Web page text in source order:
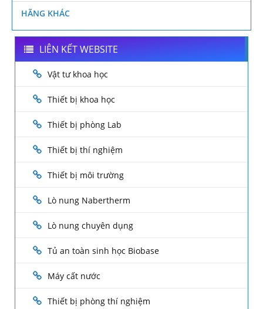
HÃNG KHÁC
LIÊN KẾT WEBSITE
Vật tư khoa học
Thiết bị khoa học
Thiết bị phòng Lab
Thiết bị thí nghiệm
Thiết bị môi trường
Lò nung Nabertherm
Lò nung chuyên dụng
Tủ an toàn sinh học Biobase
Máy cất nước
Thiết bị phòng thí nghiệm